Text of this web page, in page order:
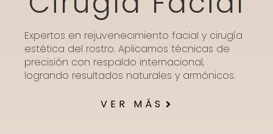
Expertos en rejuvenecimiento facial y cirugía
estética del rostro. Aplicamos técnicas de
precisión con respaldo internacional,
logrando resultados naturales y armónicos.
VER MÁS